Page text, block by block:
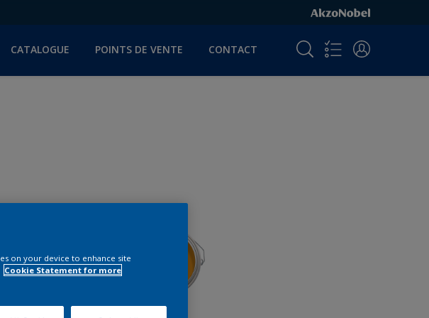
CATALOGUE POINTS DE VENTE CONTACT
on your device to enhance site
Cookie Statement for more